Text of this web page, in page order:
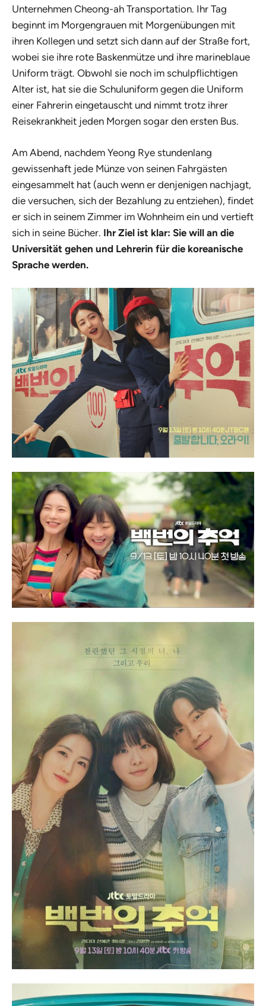
Unternehmen Cheong-ah Transportation. Ihr Tag
beginnt im Morgengrauen mit Morgenübungen mit
ihren Kollegen und setzt sich dann auf der Straße fort,
wobei sie ihre rote Baskenmütze und ihre marineblaue
Uniform trägt. Obwohl sie noch im schulpflichtigen
Alter ist, hat sie die Schuluniform gegen die Uniform
einer Fahrerin eingetauscht und nimmt trotz ihrer
Reisekrankheit jeden Morgen sogar den ersten Bus.
Am Abend, nachdem Yeong Rye stundenlang
gewissenhaft jede Münze von seinen Fahrgästen
eingesammelt hat (auch wenn er denjenigen nachjagt,
die versuchen, sich der Bezahlung zu entziehen), findet
er sich in seinem Zimmer im Wohnheim ein und vertieft
sich in seine Bücher. Ihr Ziel ist klar: Sie will an die
Universität gehen und Lehrerin für die koreanische
Sprache werden.